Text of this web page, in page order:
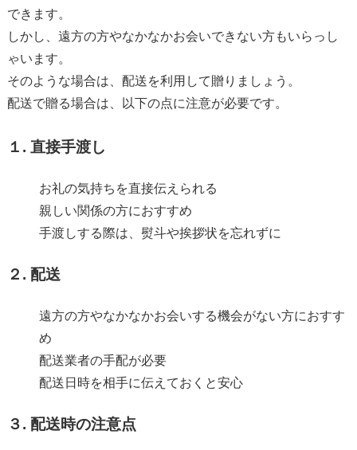
できます。
しかし、遠方の方やなかなかお会いできない方もいらっし
ゃいます。
そのような場合は、配送を利用して贈りましょう。
配送で贈る場合は、以下の点に注意が必要です。
１. 直接手渡し
お礼の気持ちを直接伝えられる
親しい関係の方におすすめ
手渡しする際は、熨斗や挨拶状を忘れずに
２. 配送
遠方の方やなかなかお会いする機会がない方におすす
め
配送業者の手配が必要
配送日時を相手に伝えておくと安心
３. 配送時の注意点